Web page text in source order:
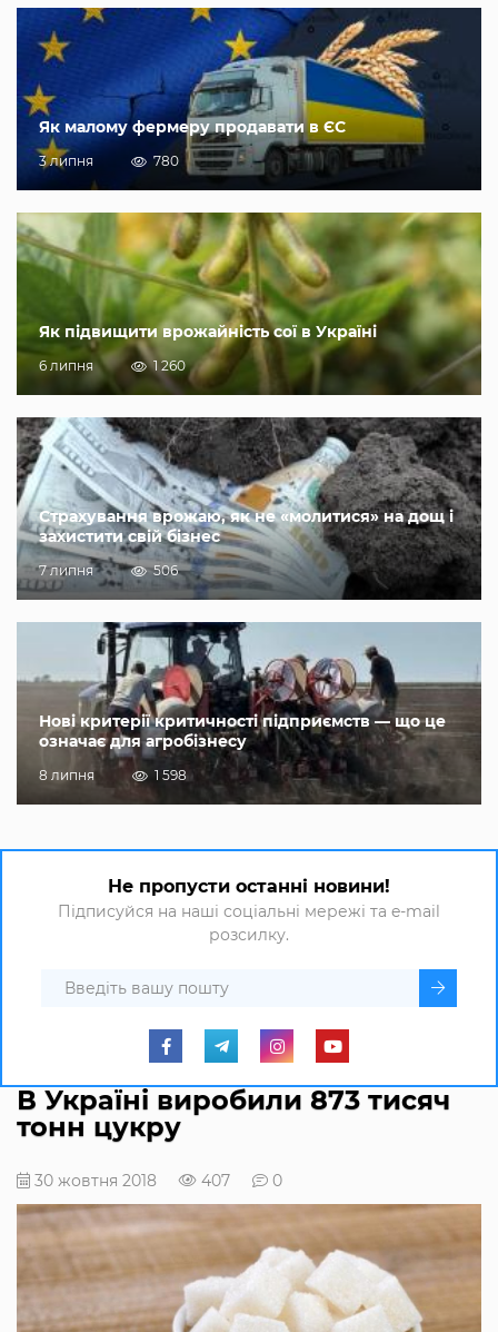
Як малому фермеру продавати в ЄС
3 липня 780
Як підвищити врожайність сої в Україні
6 липня 1 260
Страхування врожаю, як не «молитися» на дощ і
захистити свій бізнес
7 липня 506
Нові критерії критичності підприємств — що це
означає для агробізнесу
8 липня 1 598
Не пропусти останні новини!
Підписуйся на наші соціальні мережі та e-mail
розсилку.
В Україні виробили 873 тисяч
тонн цукру
30 жовтня 2018 407 0